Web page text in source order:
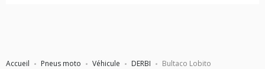
Accueil Pneus moto Véhicule DERBI Bultaco Lobito